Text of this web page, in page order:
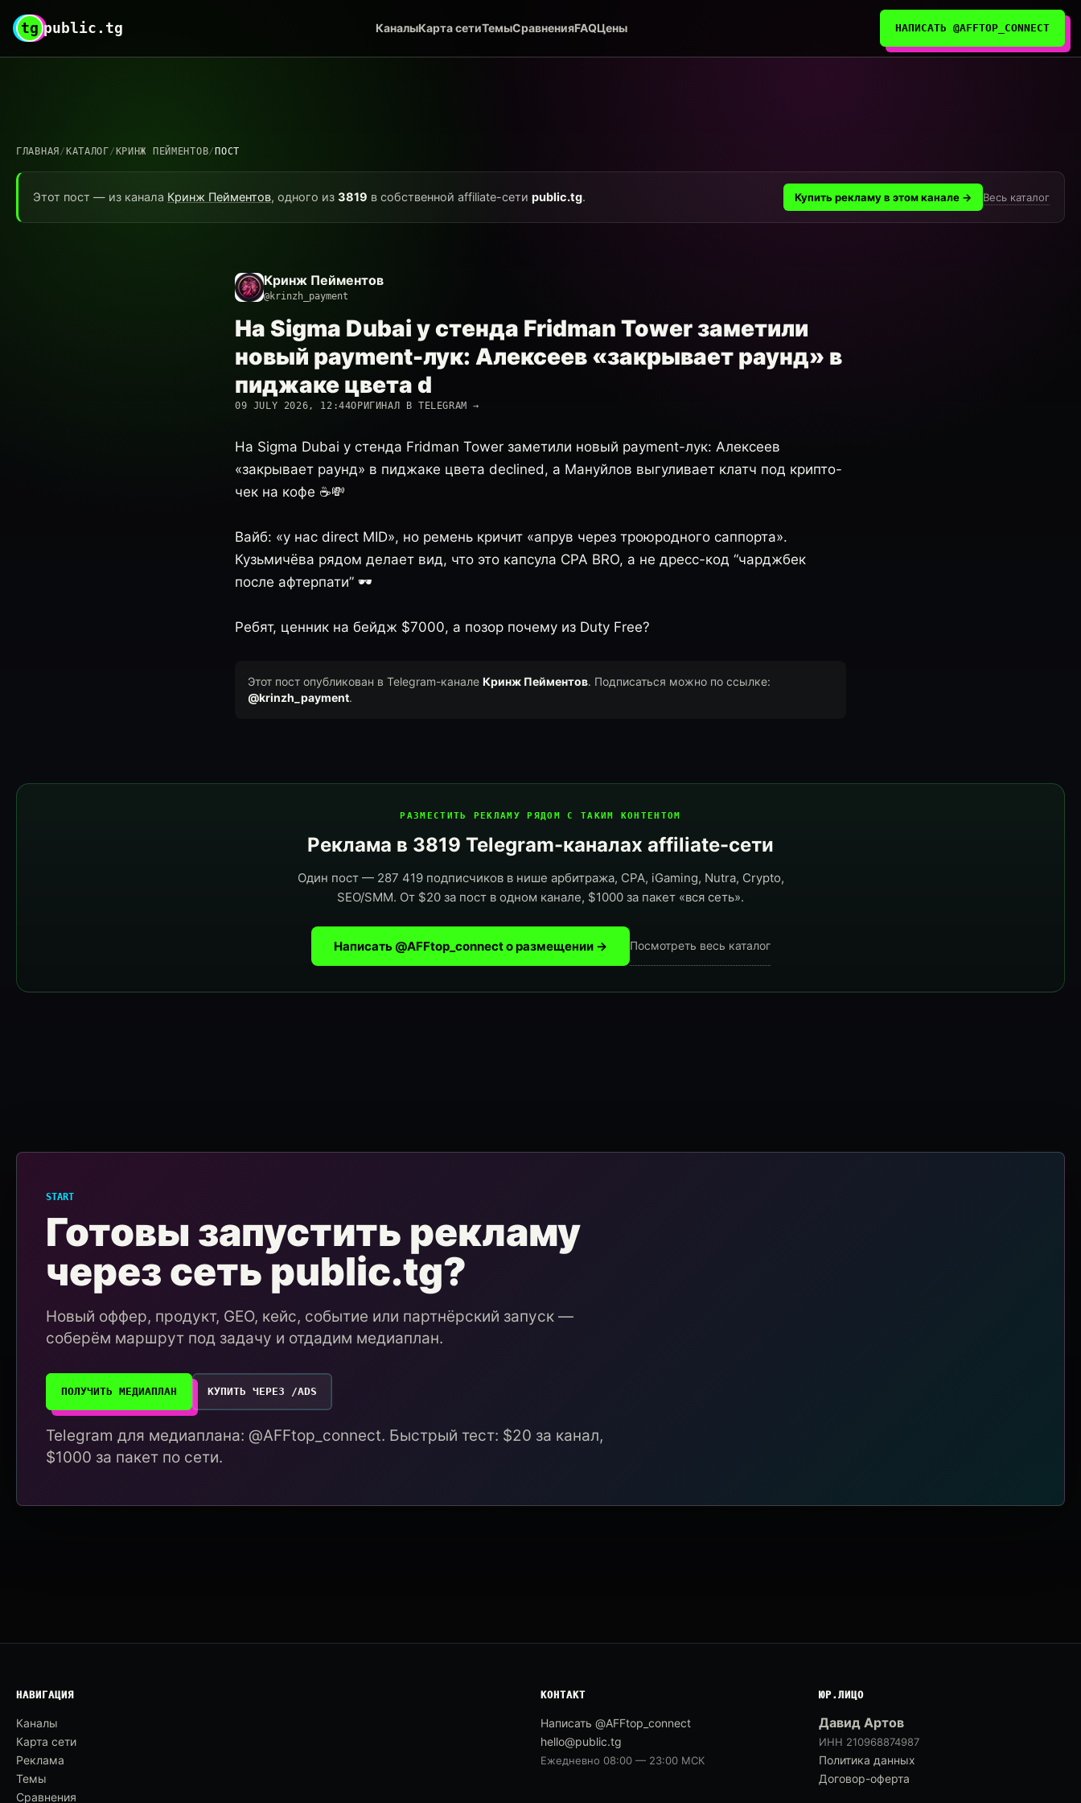
tg public.tg КаналыКарта сетиТемыСравненияFAQЦены НАПИСАТЬ @AFFTOP_CONNECT
ГЛАВНАЯ / КАТАЛОГ/ КРИНЖ ПЕЙМЕНТОВ/ ПОСТ
Этот пост — из канала Кринж Пейментов, одного из 3819 в собственной affiliate-сети public.tg. Купить рекламу в этом канале → Весь каталог
Кринж Пейментов
@krinzh_payment
На Sigma Dubai у стенда Fridman Tower заметили
новый payment-лук: Алексеев «закрывает раунд» в
пиджаке цвета d
09 JULY 2026, 12:44ОРИГИНАЛ В TELEGRAM →
На Sigma Dubai у стенда Fridman Tower заметили новый payment-лук: Алексеев
«закрывает раунд» в пиджаке цвета declined, а Мануйлов выгуливает клатч под крипто-
чек на кофе ☕️💸
Вайб: «у нас direct MID», но ремень кричит «апрув через троюродного саппорта».
Кузьмичёва рядом делает вид, что это капсула CPA BRO, а не дресс-код “чарджбек
после афтерпати” 🕶️
Ребят, ценник на бейдж $7000, а позор почему из Duty Free?
Этот пост опубликован в Telegram-канале Кринж Пейментов. Подписаться можно по ссылке:
@krinzh_payment.
РАЗМЕСТИТЬ РЕКЛАМУ РЯДОМ С ТАКИМ КОНТЕНТОМ
Реклама в 3819 Telegram-каналах affiliate-сети
Один пост — 287 419 подписчиков в нише арбитража, CPA, iGaming, Nutra, Crypto,
SEO/SMM. От $20 за пост в одном канале, $1000 за пакет «вся сеть».
Написать @AFFtop_connect о размещении → Посмотреть весь каталог
START
Готовы запустить рекламу
через сеть public.tg?
Новый оффер, продукт, GEO, кейс, событие или партнёрский запуск —
соберём маршрут под задачу и отдадим медиаплан.
ПОЛУЧИТЬ МЕДИАПЛАН КУПИТЬ ЧЕРЕЗ /ADS
Telegram для медиаплана: @AFFtop_connect. Быстрый тест: $20 за канал,
$1000 за пакет по сети.
НАВИГАЦИЯ
Каналы
Карта сети
Реклама
Темы
Сравнения
КОНТАКТ
Написать @AFFtop_connect
hello@public.tg
Ежедневно 08:00 — 23:00 МСК
ЮР.ЛИЦО
Давид Артов
ИНН 210968874987
Политика данных
Договор-оферта